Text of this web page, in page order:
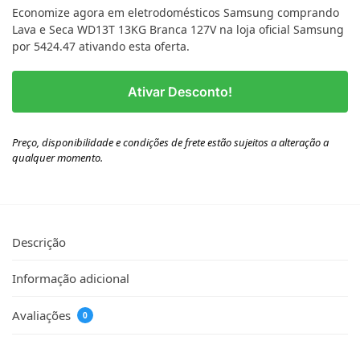
Economize agora em eletrodomésticos Samsung comprando
Lava e Seca WD13T 13KG Branca 127V na loja oficial Samsung
por 5424.47 ativando esta oferta.
Ativar Desconto!
Preço, disponibilidade e condições de frete estão sujeitos a alteração a
qualquer momento.
Descrição
Informação adicional
Avaliações 0